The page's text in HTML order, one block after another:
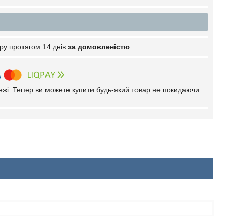
протягом 14 днів за домовленістю
Тепер ви можете купити будь-який товар не покидаючи